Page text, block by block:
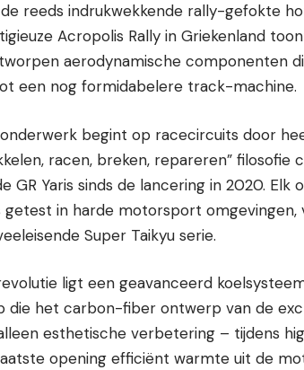
reeds indrukwekkende rally-gefokte
Acropolis Rally in Griekenland
aerodynamische componenten
een nog formidabelere track-machine.
begint op racecircuits door
racen, breken, repareren” filosofie
Yaris sinds de lancering in 2020. Elk
in harde motorsport omgevingen,
Super Taikyu serie.
ligt een geavanceerd
die het carbon-fiber ontwerp van de
esthetische verbetering – tijdens
opening efficiënt warmte uit de